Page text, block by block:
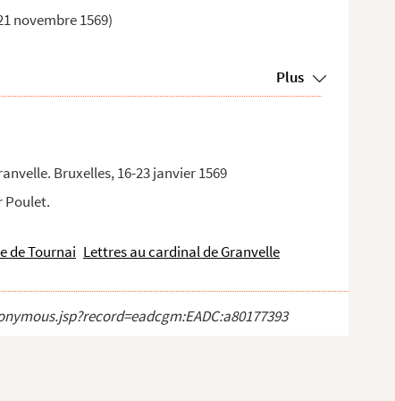
novembre 1569)
Plus
Bruxelles, 16-23 janvier 1569
Poulet.
de Tournai Lettres au cardinal de Granvelle